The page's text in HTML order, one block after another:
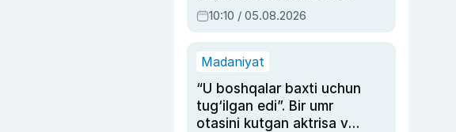
hukmi o‘qildi
10:10 / 05.08.2026
Madaniyat
“U boshqalar baxti uchun
tug‘ilgan edi”. Bir umr
otasini kutgan aktrisa va